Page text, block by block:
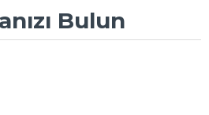
Bulun